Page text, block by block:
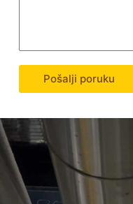
Pošalji poruku